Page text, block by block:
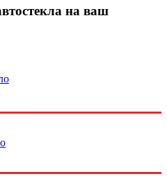
на ваш